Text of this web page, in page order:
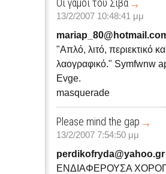
Οι γάμοι του Σίβα
13/2/2007 10:48:41 μμ
"Απλό, λιτό, περιεκτικό
λαογραφικό." Symfwnw
Evge.
masquerade
Please mind the gap
13/2/2007 7:54:50 μμ
perdikofryda@yahoo.gr
ΕΝΔΙΑΦΕΡΟΥΣΑ